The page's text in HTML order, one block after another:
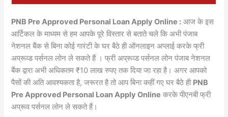
PNB Pre Approved Personal Loan Apply Online : आज के इस
आर्टिकल के माध्यम से हम आपके पूरे विस्तार से बताते चले कि अभी पंजाब
नेशनल बैंक से बिना कोई गारंटी के घर बैठे ही ऑनलाइन अप्लाई करके फ्री
अप्रूव्ड पर्सनल लोन ले सकते हैं । फ्री अप्रूव्ड पर्सनल लोन पंजाब नेशनल
बैंक द्वारा अभी अधिकतम ₹10 लाख रुपए तक दिया जा रहा है। अगर आपको
पैसों की अति आवश्यकता है, जरूरत है तो आप बिना कहीं गए घर बैठे ही PNB
Pre Approved Personal Loan Apply Online करके पीएनबी फ्री
अप्रूव पर्सनल लोन ले सकते हैं।